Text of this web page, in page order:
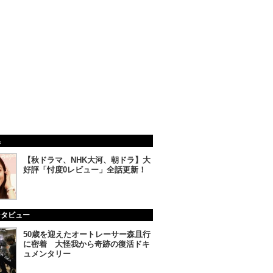
【秋ドラマ、NHK大河、朝ドラ】大
好評「忖度0レビュー」全話更新！
ビュー
50歳を迎えたオートレーサー森且行
に密着 大怪我から奇跡の復活ドキ
ュメンタリー